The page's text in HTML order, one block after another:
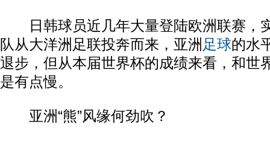
日韩球员近几年大量登陆欧洲联赛，
队从大洋洲足联投奔而来，亚洲 足球的水
退步，但从本届世界杯的成绩来看，和世
是有点慢。
亚洲“熊”风缘何劲吹？